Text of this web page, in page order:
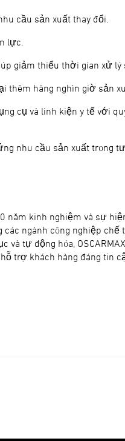
cầu sản xuất thay đổi.
lực.
giảm thiểu thời gian xử lý
thêm hàng nghìn giờ sản
cụ và linh kiện y tế với
nhu cầu sản xuất trong
năm kinh nghiệm và sự
ngành công nghiệp chế
tự động hóa,
trợ khách hàng đáng tin